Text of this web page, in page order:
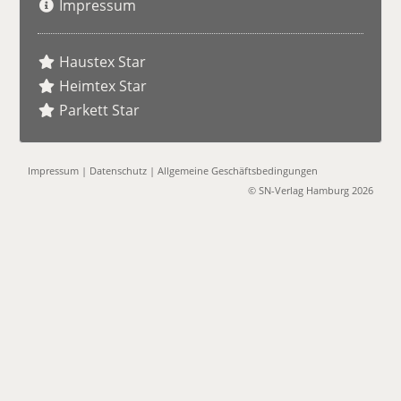
Impressum
Haustex Star
Heimtex Star
Parkett Star
Impressum | Datenschutz |Allgemeine Geschäftsbedingungen
© SN-Verlag Hamburg 2026